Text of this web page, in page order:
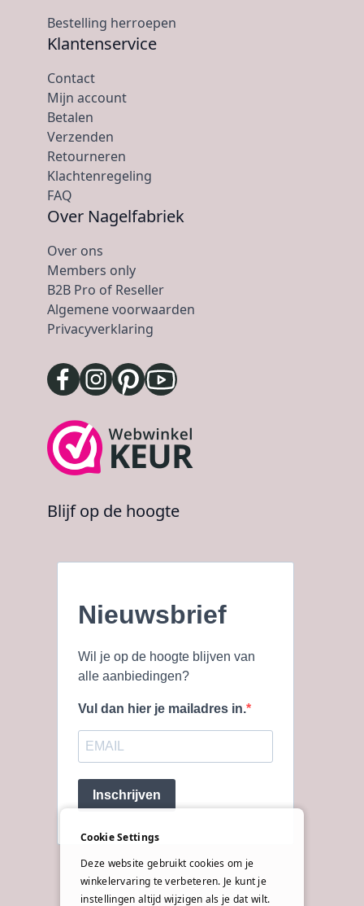
Bestelling herroepen
Klantenservice
Contact
Mijn account
Betalen
Verzenden
Retourneren
Klachtenregeling
FAQ
Over Nagelfabriek
Over ons
Members only
B2B Pro of Reseller
Algemene voorwaarden
Privacyverklaring
Blijf op de hoogte
Nieuwsbrief
Wil je op de hoogte blijven van
alle aanbiedingen?
Vul dan hier je mailadres in.
Inschrijven
Cookie Settings
Deze website gebruikt cookies om je
winkelervaring te verbeteren. Je kunt je
instellingen altijd wijzigen als je dat wilt.